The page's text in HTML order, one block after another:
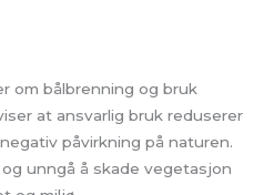
om bålbrenning og bruk
at ansvarlig bruk reduserer
påvirkning på naturen.
unngå å skade vegetasjon